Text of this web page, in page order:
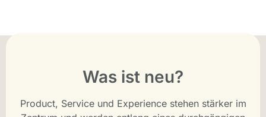
Was ist neu?
Product, Service und Experience stehen stärker im